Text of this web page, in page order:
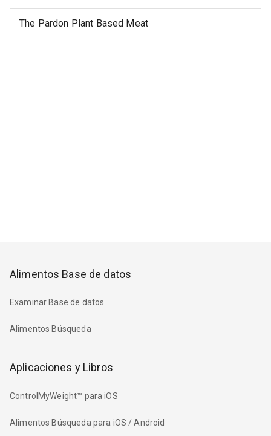
The Pardon Plant Based Meat
Alimentos Base de datos
Examinar Base de datos
Alimentos Búsqueda
Aplicaciones y Libros
ControlMyWeight™ para iOS
Alimentos Búsqueda para iOS / Android